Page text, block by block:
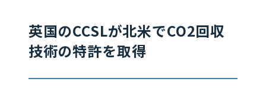
英国のCCSLが北米でCO2回収
技術の特許を取得